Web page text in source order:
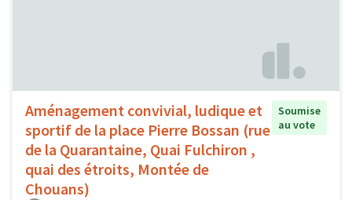
Aménagement convivial, ludique et
sportif de la place Pierre Bossan (rue
de la Quarantaine, Quai Fulchiron ,
quai des étroits, Montée de
Chouans)
Soumise
au vote